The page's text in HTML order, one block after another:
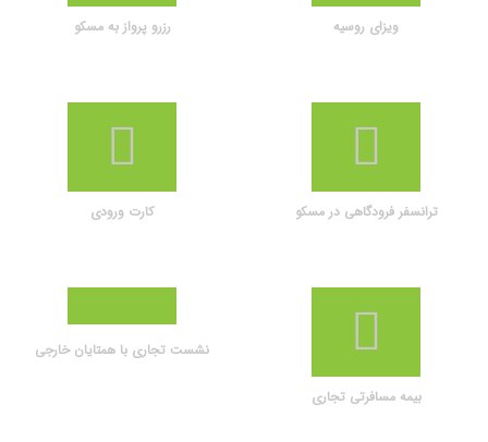
رزرو پرواز به مسکو ویزای روسیه
کارت ورودی ترانسفر فرودگاهی در مسکو
نشست تجاری با همتایان خارجی
بیمه مسافرتی تجاری